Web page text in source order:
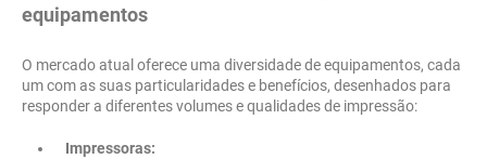
equipamentos
O mercado atual oferece uma diversidade de equipamentos, cada
um com as suas particularidades e benefícios, desenhados para
responder a diferentes volumes e qualidades de impressão:
Impressoras: